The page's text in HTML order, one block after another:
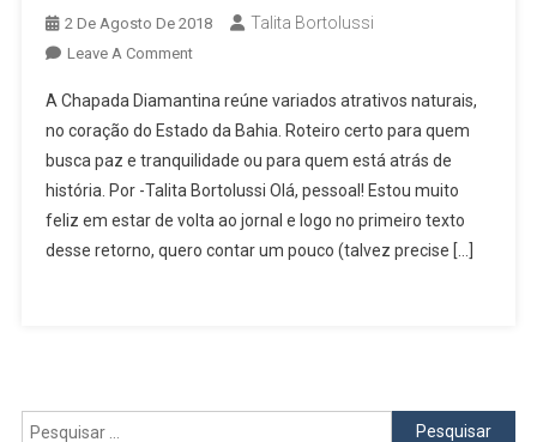
2 De Agosto De 2018 Talita Bortolussi
Leave A CommentOn
Diamantina
A Chapada Diamantina reúne variados atrativos naturais,
no coração do Estado da Bahia. Roteiro certo para quem
busca paz e tranquilidade ou para quem está atrás de
história. Por -Talita Bortolussi Olá, pessoal! Estou muito
feliz em estar de volta ao jornal e logo no primeiro texto
desse retorno, quero contar um pouco (talvez precise […]
Pesquisar